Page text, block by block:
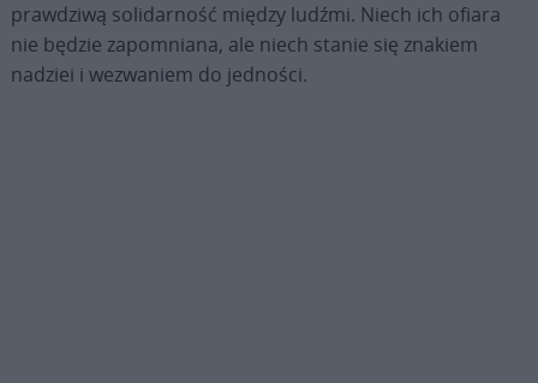
prawdziwą solidarność między ludźmi. Niech ich ofiara
nie będzie zapomniana, ale niech stanie się znakiem
nadziei i wezwaniem do jedności.